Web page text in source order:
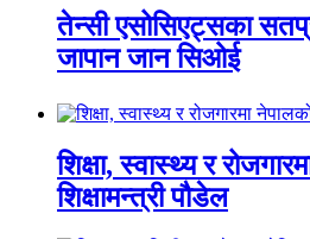
तेन्सी एसोसिएट्सका
जापान जान सिओई
शिक्षा, स्वास्थ्य र
शिक्षामन्त्री पौडेल